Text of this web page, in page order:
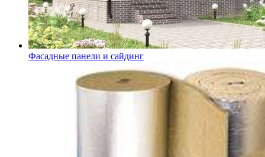
Фасадные панели и сайдинг